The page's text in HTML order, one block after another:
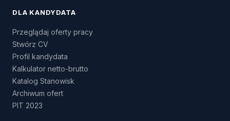
DLA KANDYDATA
Przeglądaj oferty pracy
Stwórz CV
Profil kandydata
Kalkulator netto-brutto
Katalog Stanowisk
Archiwum ofert
PIT 2023